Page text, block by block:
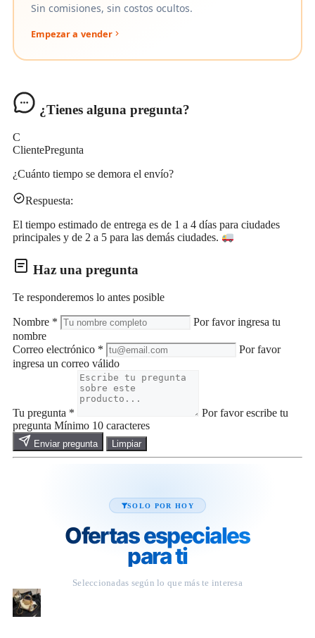
Sin comisiones, sin costos ocultos.
Empezar a vender
¿Tienes alguna pregunta?
C
ClientePregunta
¿Cuánto tiempo se demora el envío?
Respuesta:
El tiempo estimado de entrega es de 1 a 4 días para ciudades
principales y de 2 a 5 para las demás ciudades.
Haz una pregunta
Te responderemos lo antes posible
Nombre *
Por favor ingresa tu
nombre
Correo electrónico *
Por favor
ingresa un correo válido
Tu pregunta *
Por favor escribe tu
pregunta Mínimo 10 caracteres
Enviar pregunta Limpiar
SOLO POR HOY
Ofertas especiales
para ti
Seleccionadas según lo que más te interesa